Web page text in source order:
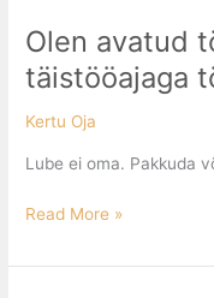
Olen avatud
täistööajaga
Kertu Oja
Lube ei oma. Pakkuda
Read More »